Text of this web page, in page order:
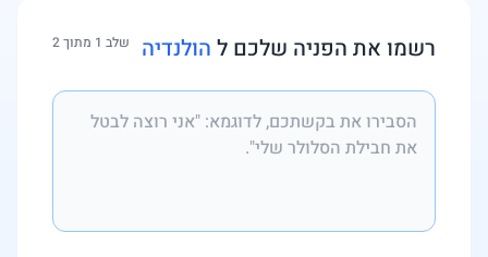
רשמו את הפניה שלכם ל הולנדיה שלב 1 מתוך 2